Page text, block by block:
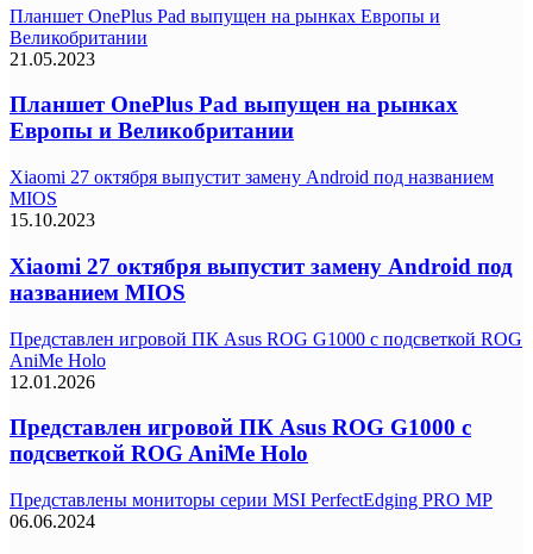
Планшет OnePlus Pad выпущен на рынках Европы и
Великобритании
21.05.2023
Планшет OnePlus Pad выпущен на рынках
Европы и Великобритании
Xiaomi 27 октября выпустит замену Android под названием
MIOS
15.10.2023
Xiaomi 27 октября выпустит замену Android под
названием MIOS
Представлен игровой ПК Asus ROG G1000 с подсветкой ROG
AniMe Holo
12.01.2026
Представлен игровой ПК Asus ROG G1000 с
подсветкой ROG AniMe Holo
Представлены мониторы серии MSI PerfectEdging PRO MP
06.06.2024